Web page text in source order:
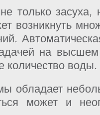
только
возникнуть
на
количество воды.
обладает
может и